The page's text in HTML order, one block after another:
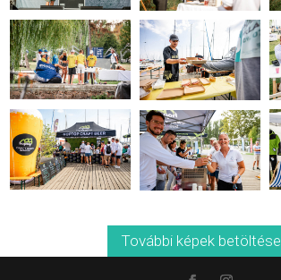
További képek betöltése